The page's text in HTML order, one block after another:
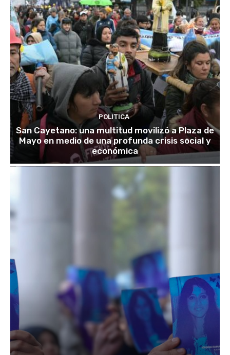
POLITICA
San Cayetano: una multitud movilizó a Plaza de
Mayo en medio de una profunda crisis social y
económica